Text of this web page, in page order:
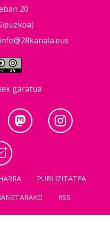
20
info@28kanala.eus
garatua
PUBLIZITATEA
RSS